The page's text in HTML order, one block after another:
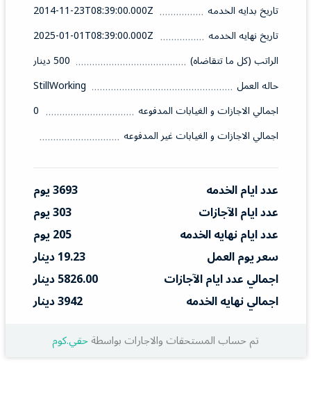
تاريخ بدايه الخدمه
2014-11-23T08:39:00.000Z
تاريخ نهايه الخدمه
2025-01-01T08:39:00.000Z
الراتب (كل ما تتقاضاه)
500 دينار
حاله العمل
StillWorking
اجمالي الاجازات و الغيابات المدفوعه
0
اجمالي الاجازات و الغيابات غير المدفوعه
عدد ايام الخدمه
3693 يوم
عدد ايام الآجازات
303 يوم
عدد ايام نهايه الخدمه
205 يوم
سعر يوم العمل
19.23 دينار
اجمالي عدد ايام الآجازات
5826.00 دينار
اجمالي نهايه الخدمه
3942 دينار
تم حساب المستحقات والاجارات بواسطةحقي.كوم